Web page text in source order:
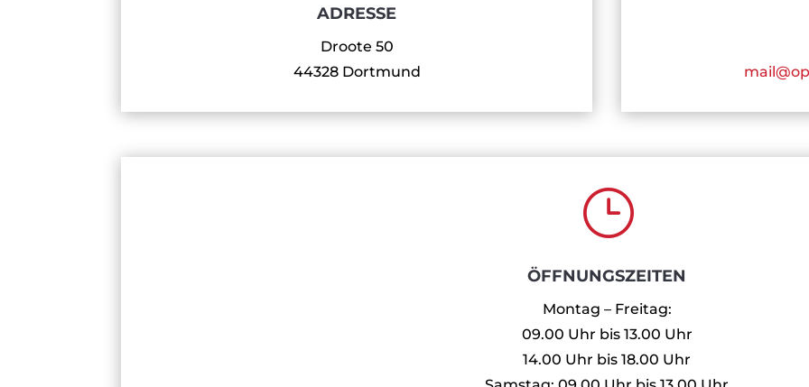
ADRESSE
Droote 50
44328 Dortmund
}
ÖFFNUNGSZEITEN
Montag – Freitag:
09.00 Uhr bis 13.00 Uhr
14.00 Uhr bis 18.00 Uhr